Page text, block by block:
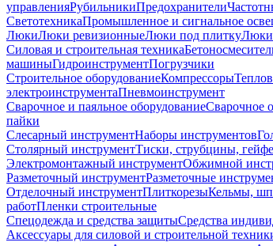
управленияРубильникиПредохранители
СветотехникаПромышленное и сигнальное
ЛюкиЛюки ревизионныеЛюки под плиткуЛюки
Силовая и строительная техника
машиныГидроинструментПогрузчики
Строительное оборудованиеКомпрессоры
электроинструментаПневмоинструмент
Сварочное и паяльное оборудованиеСварочное
пайки
Слесарный инструментНаборы инструментов
Столярный инструментТиски, струбцины,
Электромонтажный инструментОбжимной
Разметочный инструментРазметочные
Отделочный инструментПлиткорезыКельмы,
работПленки строительные
Спецодежда и средства защитыСредства
Аксессуары для силовой и строительной